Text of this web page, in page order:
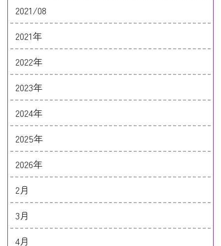
2021/08
2021年
2022年
2023年
2024年
2025年
2026年
2月
3月
4月